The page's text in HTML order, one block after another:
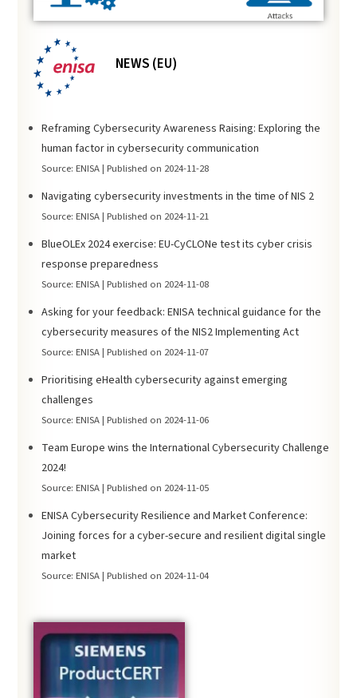
NEWS (EU)
Reframing Cybersecurity Awareness Raising: Exploring the
human factor in cybersecurity communication
Source: ENISA Published on 2024-11-28
Navigating cybersecurity investments in the time of NIS 2
Source: ENISA Published on 2024-11-21
BlueOLEx 2024 exercise: EU-CyCLONe test its cyber crisis
response preparedness
Source: ENISA Published on 2024-11-08
Asking for your feedback: ENISA technical guidance for the
cybersecurity measures of the NIS2 Implementing Act
Source: ENISA Published on 2024-11-07
Prioritising eHealth cybersecurity against emerging
challenges
Source: ENISA Published on 2024-11-06
Team Europe wins the International Cybersecurity Challenge
2024!
Source: ENISA Published on 2024-11-05
ENISA Cybersecurity Resilience and Market Conference:
Joining forces for a cyber-secure and resilient digital single
market
Source: ENISA Published on 2024-11-04